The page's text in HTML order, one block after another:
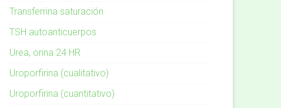
Transferrina saturación
TSH autoanticuerpos
Urea, orina 24 HR
Uroporfirina (cualitativo)
Uroporfirina (cuantitativo)